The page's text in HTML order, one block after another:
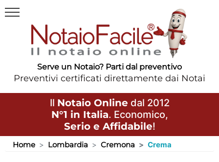
Serve un Notaio? Parti dal preventivo
Preventivi certificati direttamente dai Notai
Il Notaio Online dal 2012
N°1 in Italia. Economico,
Serio e Affidabile!
Home Lombardia Cremona Crema